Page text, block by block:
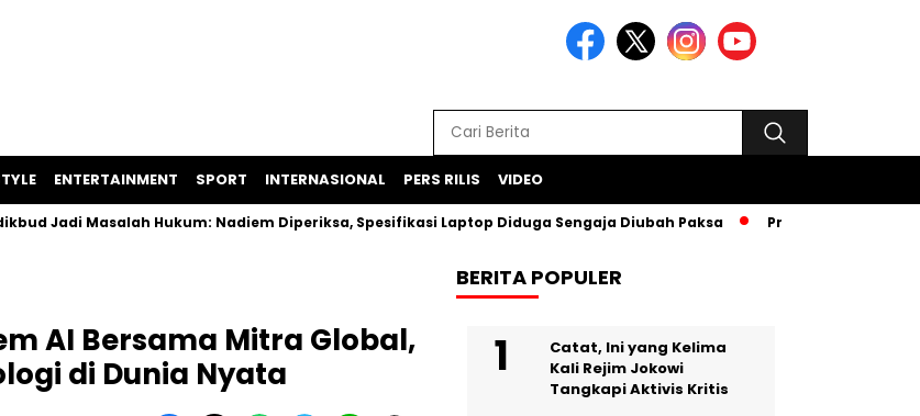
ENTERTAINMENT SPORT INTERNASIONAL PERS RILIS VIDEO
Masalah Hukum: Nadiem Diperiksa, Spesifikasi Laptop Diduga Sengaja Diubah Paksa Proyek Iklan Bank BJB
AI Bersama Mitra Global,
di Dunia Nyata
BERITA POPULER
Catat, Ini yang Kelima
Kali Rejim Jokowi
Tangkapi Aktivis Kritis